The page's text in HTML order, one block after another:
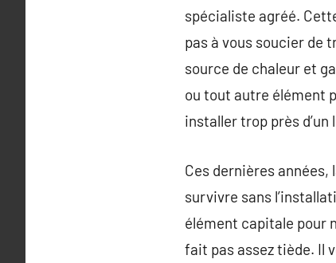
spécialiste agréé.
pas à vous soucier de
source de chaleur et
ou tout autre élément
installer trop près d’un
Ces dernières
survivre sans
élément capitale pour
fait pas assez tiède. Il